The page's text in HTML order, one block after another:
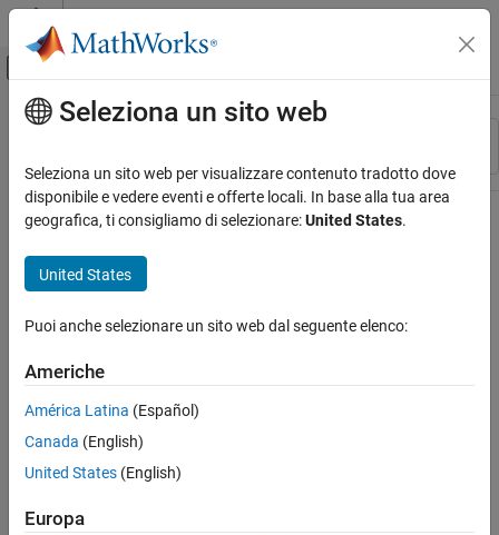
Vai al contenuto
Attiva/disattiva menu di navigazione
Risorsa
Stato
Contenuto principale
Seleziona un sito web
Seleziona un sito web per visualizzare contenuto tradotto dove
disponibile e vedere eventi e offerte locali. In base alla tua area
geografica, ti consigliamo di selezionare:United States.
United States
Puoi anche selezionare un sito web dal seguente elenco:
Americhe
América Latina (Español)
Canada (English)
United States (English)
Europa